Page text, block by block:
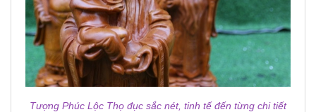
Tượng Phúc Lộc Thọ đục sắc nét, tinh tế đến từng chi tiết